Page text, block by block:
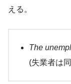
える。
The
(失業者は